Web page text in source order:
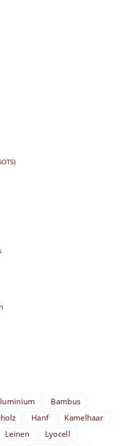
Bambus
Hanf
Kamelhaar
Leinen
Lyocell